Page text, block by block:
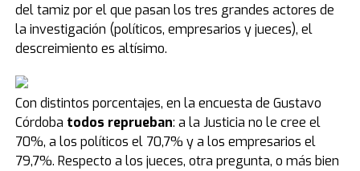
del tamiz por el que pasan los tres grandes actores de
la investigación (políticos, empresarios y jueces), el
descreimiento es altísimo.
Con distintos porcentajes, en la encuesta de Gustavo
Córdoba todos reprueban: a la Justicia no le cree el
70%, a los políticos el 70,7% y a los empresarios el
79,7%. Respecto a los jueces, otra pregunta, o más bien